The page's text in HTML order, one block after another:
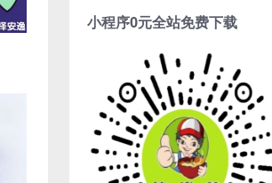
小程序0元全站免费下载